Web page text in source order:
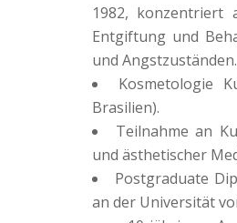
1982, konzentriert
Entgiftung und
und Angstzuständen.
Kosmetologie
Brasilien).
Teilnahme an
und ästhetischer
Postgraduate
an der Universität